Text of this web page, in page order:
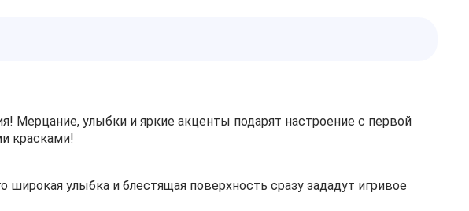
Мерцание, улыбки и яркие акценты подарят настроение с первой
красками!
широкая улыбка и блестящая поверхность сразу зададут игривое